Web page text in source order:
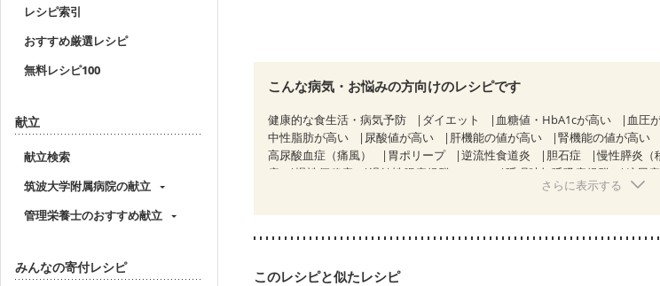
レシピ索引
おすすめ厳選レシピ
無料レシピ100
献立
献立検索
筑波大学附属病院の献立
管理栄養士のおすすめ献立
みんなの寄付レシピ
こんな病気・お悩みの方向けのレシピです
健康的な食生活・病気予防 ダイエット 血糖値・HbA1cが高い 血圧
中性脂肪が高い
尿酸値が高い 肝機能の値が高い 腎機能の値が高い
高尿酸血症（痛風）
胃ポリープ 逆流性食道炎 胆石症 慢性膵炎（
痔
慢性便秘症 過敏性腸症候群（IBS） 睡眠時無呼吸症候群 糖尿
CKD（ステージ３b）
乳
大腸がん（抗がん剤治療中）
大腸がん（放射線治療中） 産後（母乳）
さらに表示する
このレシピと似たレシピ